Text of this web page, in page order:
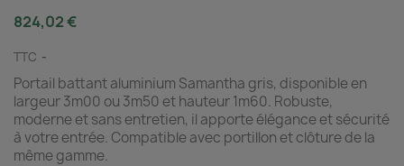
824,02 €
TTC
Portail battant aluminium Samantha gris, disponible en
largeur 3m00 ou 3m50 et hauteur 1m60. Robuste,
moderne et sans entretien, il apporte élégance et sécurité
à votre entrée. Compatible avec portillon et clôture de la
même gamme.